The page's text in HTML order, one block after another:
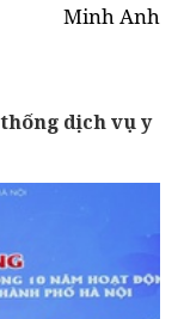
Minh Anh
dịch vụ y